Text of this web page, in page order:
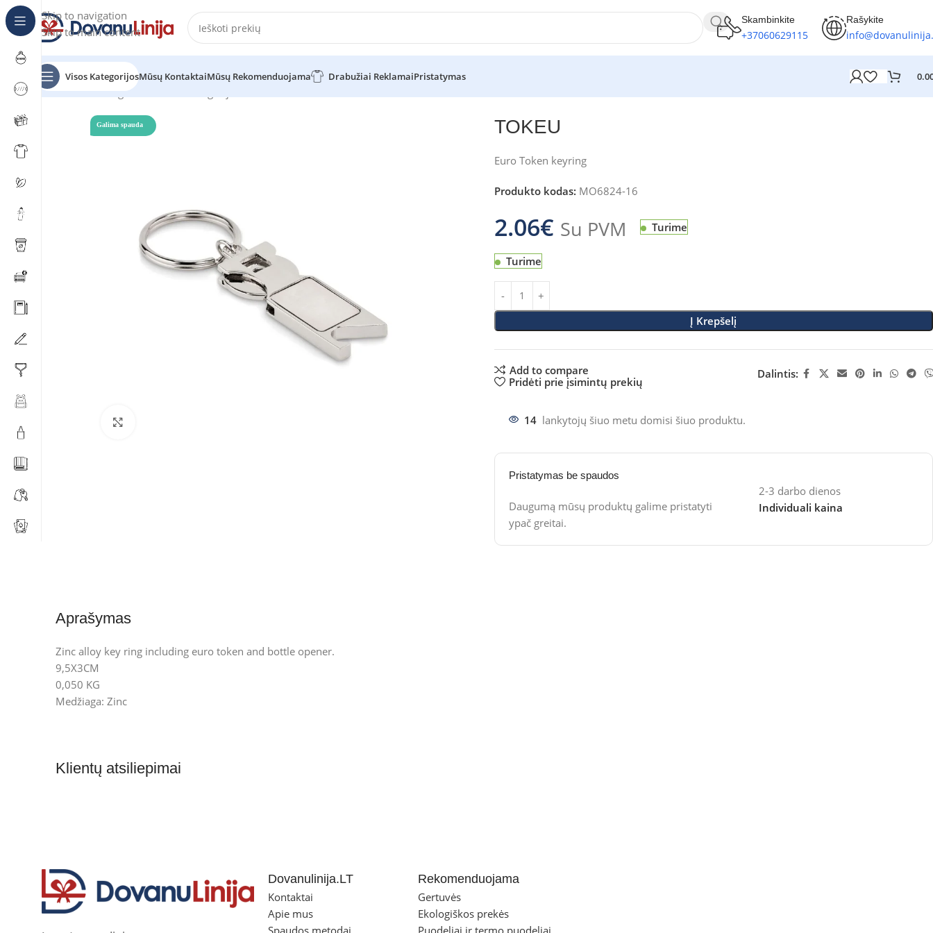
Skip to navigation
Skip to main content
Skambinkite
+37060629115
Rašykite
Visos KategorijosMūsų KontaktaiMūsų Rekomenduojama Drabužiai ReklamaiPristatymas
Pradžia Katalogas
Galima spauda TOKEU
Euro Token keyring
Produkto kodas: MO6824-16
2.06€ Su PVM Turime
Turime
Į Krepšelį
Add to compare
Pridėti prie įsimintų prekių
Dalintis:
14 lankytojų šiuo metu domisi šiuo produktu.
Pristatymas be spaudos
Daugumą mūsų produktų galime pristatyti
ypač greitai.
2-3 darbo dienos
Individuali kaina
Aprašymas
Zinc alloy key ring including euro token and bottle opener.
9,5X3CM
0,050 KG
Medžiaga: Zinc
Klientų atsiliepimai
Dovanulinija.LT
Kontaktai
Apie mus
Rekomenduojama
Gertuvės
Ekologiškos prekės